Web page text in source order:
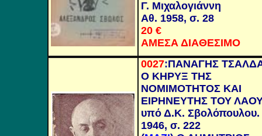
Γ. Μιχαλογιάννη
Αθ. 1958, σ. 28
20€
ΑΜΕΣΑ ΔΙΑΘΕΣΙΜΟ
0027:ΠΑΝΑΓΗΣ
Ο ΚΗΡΥΞ ΤΗΣ
ΝΟΜΙΜΟΤΗΤΟΣ ΚΑΙ
ΕΙΡΗΝΕΥΤΗΣ ΤΟΥ
υπό Δ.Κ. Σβολόπουλου.
1946, σ. 222